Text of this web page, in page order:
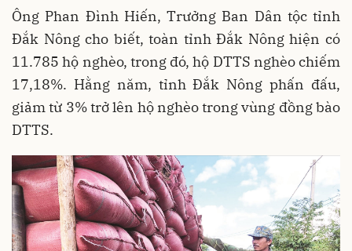
Ông Phan Đình Hiến, Trưởng Ban Dân tộc tỉnh
Đắk Nông cho biết, toàn tỉnh Đắk Nông hiện có
11.785 hộ nghèo, trong đó, hộ DTTS nghèo chiếm
17,18%. Hằng năm, tỉnh Đắk Nông phấn đấu,
giảm từ 3% trở lên hộ nghèo trong vùng đồng bào
DTTS.